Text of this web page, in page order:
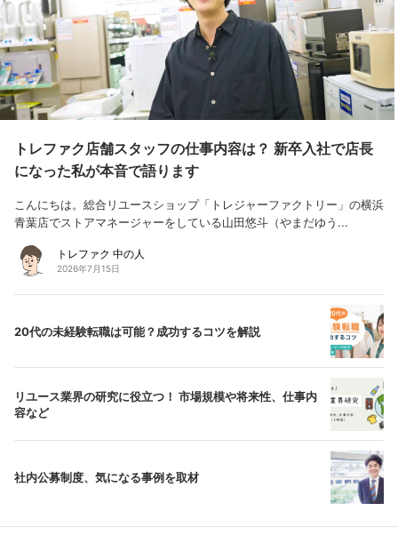
トレファク店舗スタッフの仕事内容は？ 新卒入社で店長
になった私が本音で語ります
こんにちは。総合リユースショップ「トレジャーファクトリー」の横浜
青葉店でストアマネージャーをしている山田悠斗（やまだゆう...
トレファク 中の人
2026年7月15日
20代の未経験転職は可能？成功するコツを解説
リユース業界の研究に役立つ！ 市場規模や将来性、仕事内
容など
社内公募制度、気になる事例を取材